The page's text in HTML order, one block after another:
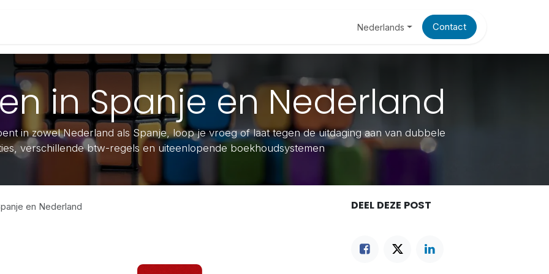
Nederlands Contact
in Spanje en Nederland
in zowel Nederland als Spanje, loop je vroeg of laat tegen de uitdaging aan van dubbele
verschillende btw-regels en uiteenlopende boekhoudsystemen
en Nederland DEEL DEZE POST